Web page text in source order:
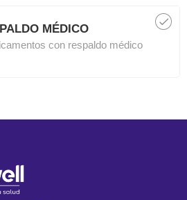
MÉDICO
con respaldo médico